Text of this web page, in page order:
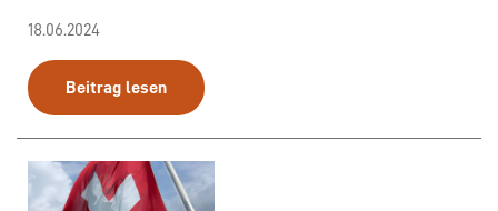
18.06.2024
Beitrag lesen